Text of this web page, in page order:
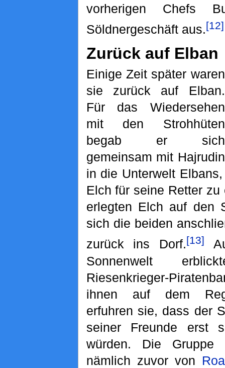
vorherigen Chefs
Söldnergeschäft aus.[12]
Zurück auf Elban
Einige Zeit später waren
sie zurück auf Elban.
Für das Wiedersehen
mit den Strohhüten
begab er sich
gemeinsam mit Hajrudin
in die Unterwelt
Elch für seine Retter
erlegten Elch auf den
sich die beiden
zurück ins Dorf.[13]
Sonnenwelt
Riesenkrieger-
ihnen auf dem
erfuhren sie, dass der
seiner Freunde erst
würden. Die
nämlich zuvor von